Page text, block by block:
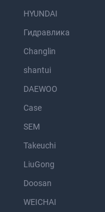
HYUNDAI
Гидравлика
Changlin
shantui
DAEWOO
Case
SEM
Takeuchi
LiuGong
Doosan
WEICHAI